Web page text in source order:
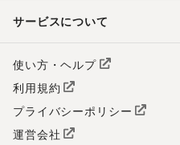
サービスについて
使い方・ヘルプ
利用規約
プライバシーポリシー
運営会社